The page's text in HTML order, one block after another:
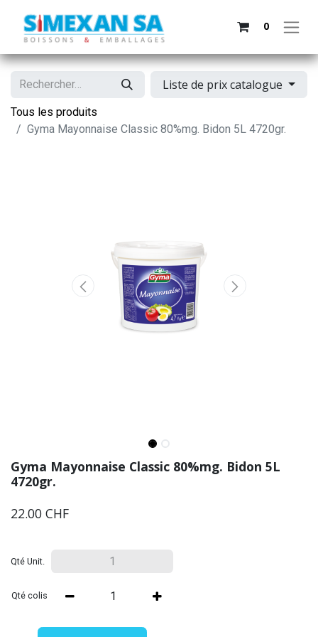
0
Liste de prix catalogue
Tous les produits
Gyma Mayonnaise Classic 80%mg. Bidon 5L 4720gr.
Gyma Mayonnaise Classic 80%mg. Bidon 5L
4720gr.
22.00 CHF
Qté Unit.
Qté colis